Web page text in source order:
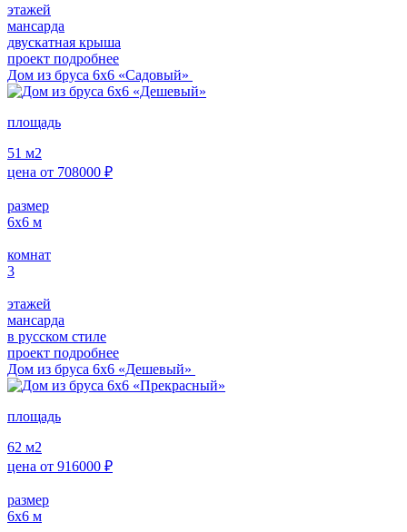
этажей
мансарда
двускатная крыша
проект подробнее
Дом из бруса 6х6 «Садовый»
площадь
51 м2
цена от 708000 ₽
размер
6х6 м
комнат
3
этажей
мансарда
в русском стиле
проект подробнее
Дом из бруса 6х6 «Дешевый»
площадь
62 м2
цена от 916000 ₽
размер
6х6 м